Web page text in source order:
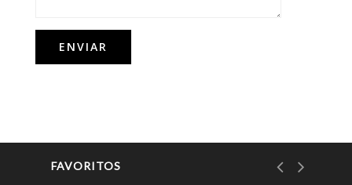
FAVORITOS